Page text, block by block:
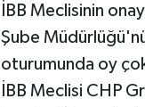
İBB Meclisinin
Şube
oturumunda oy
İBB Meclisi CHP